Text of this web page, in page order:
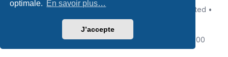
optimale. En savoir plus…
J’accepte
Développé parphpBB® Forum Software © phpBB Limited •
Leenoz.com
Traduction française officielle©
|Conditions|Fuseau horaire sur UTC+02:00